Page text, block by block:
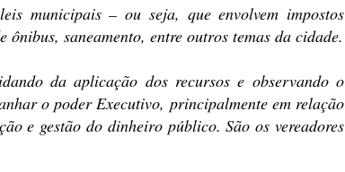
municipais – ou seja, que envolvem impostos
saneamento, entre outros temas da cidade.
da aplicação dos recursos e observando o
o poder Executivo, principalmente em relação
e gestão do dinheiro público. São os vereadores